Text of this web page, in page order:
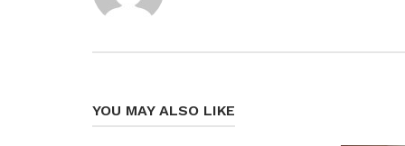
YOU MAY ALSO LIKE